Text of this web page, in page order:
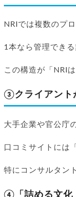
NRIでは複数のプ
1本なら管理でき
この構造が「NRI
③クライアント
大手企業や官公庁
口コミサイトには
特にコンサルタン
④「詰める文化